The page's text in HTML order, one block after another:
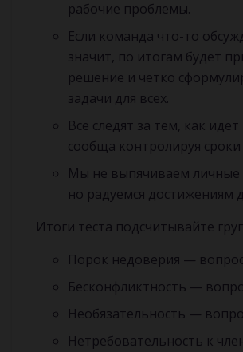
рабочие проблемы.
Если команда что-то
значит, по итогам будет
решение и четко
задачи для всех.
Все следят за тем, как
сообща контролируя сроки
Мы не выпячиваем личные
но радуемся достижениям
Итоги теста подсчитывайте
Порок недоверия —
Бесконфликтность —
Необязательность —
Нетребовательность к